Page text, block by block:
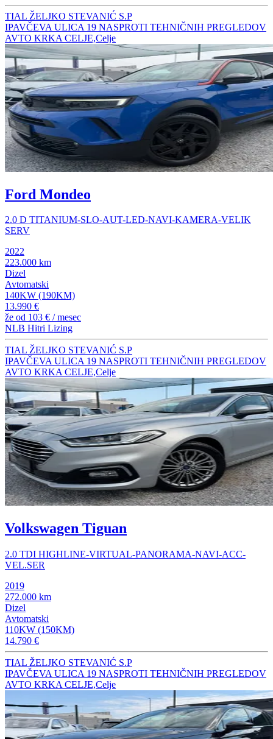
TIAL ŽELJKO STEVANIĆ S.P
IPAVČEVA ULICA 19 NASPROTI TEHNIČNIH PREGLEDOV
AVTO KRKA CELJE,Celje
Ford Mondeo
2.0 D TITANIUM-SLO-AUT-LED-NAVI-KAMERA-VELIK
SERV
2022
223.000 km
Dizel
Avtomatski
140KW (190KM)
13.990 €
že od 103 € / mesec
NLB Hitri Lizing
TIAL ŽELJKO STEVANIĆ S.P
IPAVČEVA ULICA 19 NASPROTI TEHNIČNIH PREGLEDOV
AVTO KRKA CELJE,Celje
Volkswagen Tiguan
2.0 TDI HIGHLINE-VIRTUAL-PANORAMA-NAVI-ACC-
VEL.SER
2019
272.000 km
Dizel
Avtomatski
110KW (150KM)
14.790 €
TIAL ŽELJKO STEVANIĆ S.P
IPAVČEVA ULICA 19 NASPROTI TEHNIČNIH PREGLEDOV
AVTO KRKA CELJE,Celje